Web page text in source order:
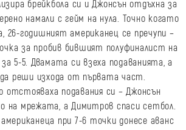
брейкбола си и Джонсън отдъхна за
намали с гейм на нула. Точно когато
26-годишният американец се пречупи –
за пробив бившият полуфиналист на
5-5. Двамата си взеха подаванията, а
реши изхода от първата част.
отстояваха подавания си – Джонсън
на мрежата, а Димитров спаси сетбол.
при 7-6 точки донесе аванс